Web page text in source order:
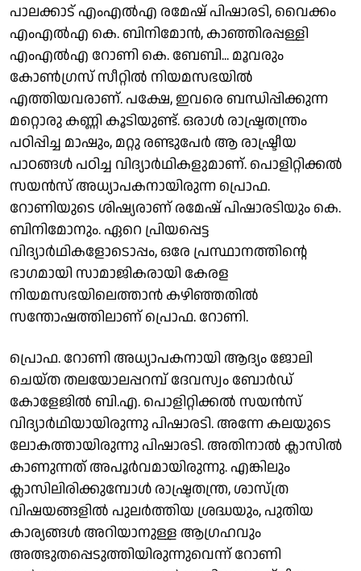
പാലക്കാട് എംഎല്‍എ രമേഷ് പിഷാരടി, വൈക്കം
എംഎല്‍എ കെ. ബിനിമോന്‍, കാഞ്ഞിരപ്പള്ളി
എംഎല്‍എ റോണി കെ. ബേബി... മൂവരും
കോണ്‍ഗ്രസ് സീറ്റില്‍ നിയമസഭയില്‍
എത്തിയവരാണ്. പക്ഷേ, ഇവരെ ബന്ധിപ്പിക്കുന്ന
മറ്റൊരു കണ്ണി കൂടിയുണ്ട്. ഒരാള്‍ രാഷ്ട്രതന്ത്രം
പഠിപ്പിച്ച മാഷും, മറ്റു രണ്ടുപേര്‍ ആ രാഷ്ട്രീയ
പാഠങ്ങള്‍ പഠിച്ച വിദ്യാര്‍ഥികളുമാണ്. പൊളിറ്റിക്കല്‍
സയന്‍സ് അധ്യാപകനായിരുന്ന പ്രൊഫ.
റോണിയുടെ ശിഷ്യരാണ് രമേഷ് പിഷാരടിയും കെ.
ബിനിമോനും. ഏറെ പ്രിയപ്പെട്ട
വിദ്യാര്‍ഥികളോടൊപ്പം, ഒരേ പ്രസ്ഥാനത്തിന്റെ
ഭാഗമായി സാമാജികരായി കേരള
നിയമസഭയിലെത്താൻ കഴിഞ്ഞതിൽ
സന്തോഷത്തിലാണ് പ്രൊഫ. റോണി.
പ്രൊഫ. റോണി അധ്യാപകനായി ആദ്യം ജോലി
ചെയ്ത തലയോലപ്പറമ്പ് ദേവസ്വം ബോര്‍ഡ്
കോളേജില്‍ ബി.എ. പൊളിറ്റിക്കല്‍ സയന്‍സ്
വിദ്യാര്‍ഥിയായിരുന്നു പിഷാരടി. അന്നേ കലയുടെ
ലോകത്തായിരുന്നു പിഷാരടി. അതിനാല്‍ ക്ലാസില്‍
കാണുന്നത് അപൂര്‍വമായിരുന്നു. എങ്കിലും
ക്ലാസിലിരിക്കുമ്പോൾ രാഷ്ട്രതന്ത്ര, ശാസ്ത്ര
വിഷയങ്ങളില്‍ പുലർത്തിയ ശ്രദ്ധയും, പുതിയ
കാര്യങ്ങൾ അറിയാനുള്ള ആഗ്രഹവും
അത്ഭുതപ്പെടുത്തിയിരുന്നുവെന്ന് റോണി